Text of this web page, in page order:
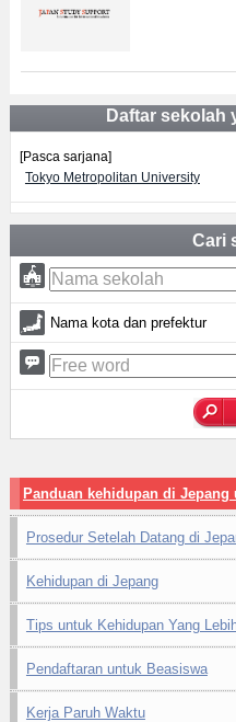
Daftar sekolah
[Pasca sarjana]
Tokyo Metropolitan University
Cari
Nama kota dan prefektur
Panduan kehidupan di
Prosedur Setelah Datang di
Kehidupan di Jepang
Tips untuk Kehidupan Yang
Pendaftaran untuk Beasiswa
Kerja Paruh Waktu